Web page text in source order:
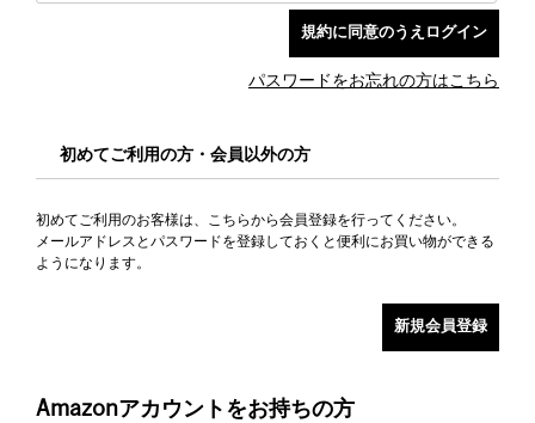
パスワードをお忘れの方はこちら
初めてご利用の方・会員以外の方
初めてご利用のお客様は、こちらから会員登録を行ってください。
メールアドレスとパスワードを登録しておくと便利にお買い物ができる
ようになります。
Amazonアカウントをお持ちの方